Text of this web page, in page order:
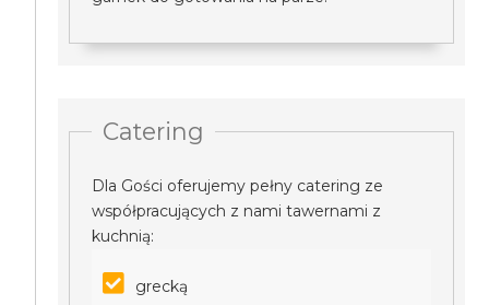
Catering
Dla Gości oferujemy pełny catering ze
współpracujących z nami tawernami z
kuchnią:
grecką